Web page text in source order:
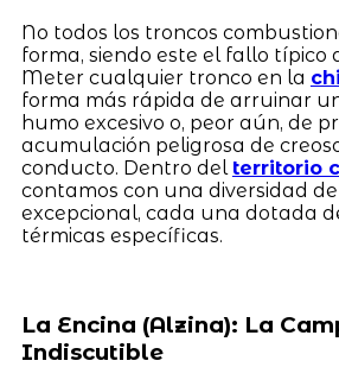
No todos los troncos
forma, siendo este el fallo típico
Meter cualquier tronco en la
forma más rápida de arruinar
humo excesivo o, peor aún, de
acumulación peligrosa de
conducto. Dentro del territorio
contamos con una diversidad de
excepcional, cada una dotada
térmicas específicas.
La Encina (Alzina): La
Indiscutible